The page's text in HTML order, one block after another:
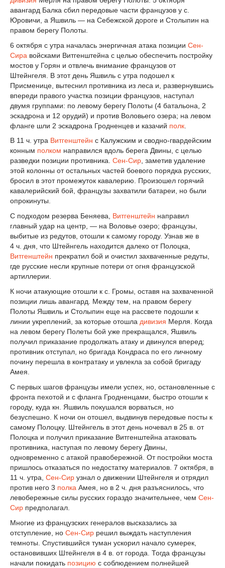
авангард Балка сбил передовые части французов у с.
Юровичи, а Яшвиль — на Себежской дороге и Столыпин на
правом берегу Полоты.
6 октября с утра началась энергичная атака позиции Сен-
Сира войсками Витгенштейна с целью обеспечить постройку
мостов у Горян и отвлечь внимание французов от
Штейнгеля. В этот день Яшвиль с утра подошел к
Присменице, вытеснил противника из леса и, развернувшись
впереди правого участка позиции французов, наступал
двумя группами: по левому берегу Полоты (4 батальона, 2
эскадрона и 12 орудий) и против Воловьего озера; на левом
фланге шли 2 эскадрона Гродненцев и казачий полк
В 11 ч. утра Витгенштейн с Калужским и сводно-гвардейским
конным полком направился вдоль берега Двины, с целью
разведки позиции противника. Сен-Сир, заметив удаление
этой колонны от остальных частей боевого порядка русских,
бросил в этот промежуток кавалерию. Произошел горячий
кавалерийский бой, французы захватили батареи, но были
опрокинуты.
С подходом резерва Беняева, Витгенштейн направил
главный удар на центр, — на Воловье озеро; французы,
выбитые из редутов, отошли к самому городу. Узнав же в
4 ч. дня, что Штейнгель находится далеко от Полоцка,
Витгенштейн прекратил бой и очистил захваченные редуты,
где русские несли крупные потери от огня французской
артиллерии.
К ночи атакующие отошли к с. Громы, оставя на захваченной
позиции лишь авангард. Между тем, на правом берегу
Полоты Яшвиль и Столыпин еще на рассвете подошли к
линии укреплений, за которые отошла дивизия Мерля. Когда
на левом берегу Полеты бой уже прекращался, Яшвиль
получил приказание продолжать атаку и двинулся вперед;
противник отступал, но бригада Кондраса по его личному
почину перешла в контратаку и увлекла за собой бригаду
Амея.
С первых шагов французы имели успех, но, остановленные с
фронта пехотой и с фланга Гродненцами, быстро отошли к
городу, куда кн. Яшвиль покушался ворваться, но
безуспешно. К ночи он отошел, выдвинув передовые посты к
самому Полоцку. Штейнгель в этот день ночевал в 25 в. от
Полоцка и получил приказание Витгенштейна атаковать
противника, наступая по левому берегу Двины,
одновременно с атакой правобережной. От постройки моста
пришлось отказаться по недостатку материалов. 7 октября, в
11 ч. утра, Сен-Сир узнал о движении Штейнгеля и отрядил
против него 3 полка Амея, но в 2 ч. дня разъяснилось, что
левобережные силы русских гораздо значительнее, чем Сен-
Сир предполагал.
Многие из французских генералов высказались за
отступление, но Сен-Сир решил выждать наступления
темноты. Спустившийся туман ускорил начало сумерек,
остановивших Штейнгеля в 4 в. от города. Тогда французы
начали покидать позицию с соблюдением полнейшей